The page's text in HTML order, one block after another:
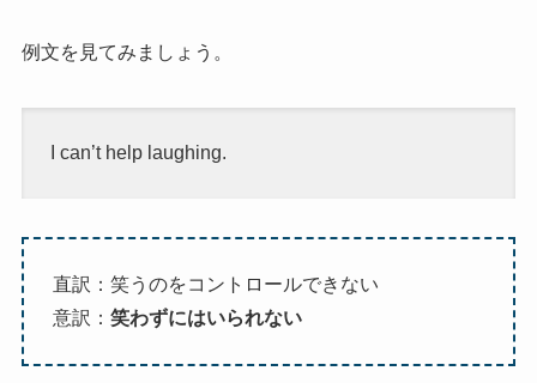
例文を見てみましょう。
I can’t help laughing.
直訳：笑うのをコントロールできない
意訳： 笑わずにはいられない